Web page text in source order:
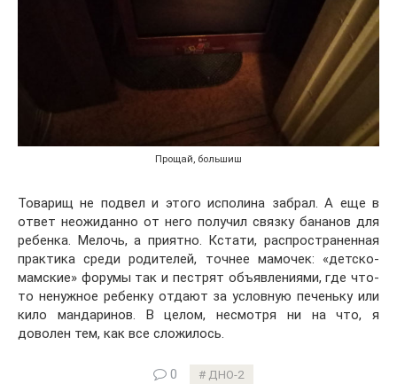
Прощай, большиш
Товарищ не подвел и этого исполина забрал. А еще в
ответ неожиданно от него получил связку бананов для
ребенка. Мелочь, а приятно. Кстати, распространенная
практика среди родителей, точнее мамочек: «детско-
мамские» форумы так и пестрят объявлениями, где что-
то ненужное ребенку отдают за условную печеньку или
кило мандаринов. В целом, несмотря ни на что, я
доволен тем, как все сложилось.
0 ДНО-2